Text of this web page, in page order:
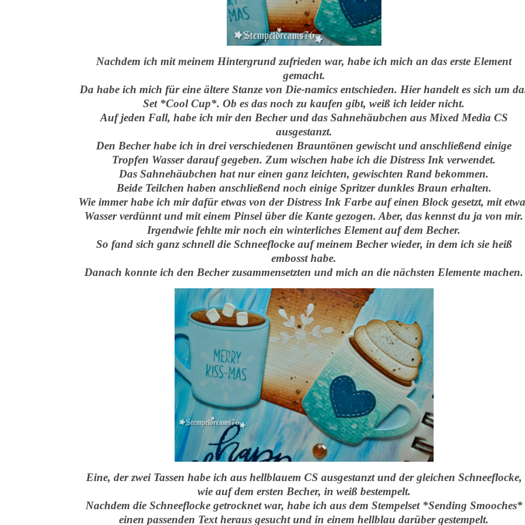
Nachdem ich mit meinem Hintergrund zufrieden war, habe ich mich an das erste Element
gemacht.
Da habe ich mich für eine ältere Stanze von Die-namics entschieden. Hier handelt es sich um
Set *Cool Cup*. Ob es das noch zu kaufen gibt, weiß ich leider nicht.
Auf jeden Fall, habe ich mir den Becher und das Sahnehäubchen aus Mixed Media CS
ausgestanzt.
Den Becher habe ich in drei verschiedenen Brauntönen gewischt und anschließend einige
Tropfen Wasser darauf gegeben. Zum wischen habe ich die Distress Ink verwendet.
Das Sahnehäubchen hat nur einen ganz leichten, gewischten Rand bekommen.
Beide Teilchen haben anschließend noch einige Spritzer dunkles Braun erhalten.
Wie immer habe ich mir dafür etwas von der Distress Ink Farbe auf einen Block gesetzt, mit
Wasser verdünnt und mit einem Pinsel über die Kante gezogen. Aber, das kennst du ja von mir.
Irgendwie fehlte mir noch ein winterliches Element auf dem Becher.
So fand sich ganz schnell die Schneeflocke auf meinem Becher wieder, in dem ich sie heiß
embosst habe.
Danach konnte ich den Becher zusammensetzten und mich an die nächsten Elemente machen.
Eine, der zwei Tassen habe ich aus hellblauem CS ausgestanzt und der gleichen Schneeflocke,
wie auf dem ersten Becher, in weiß bestempelt.
Nachdem die Schneeflocke getrocknet war, habe ich aus dem Stempelset *Sending Smooches*
einen passenden Text heraus gesucht und in einem hellblau darüber gestempelt.